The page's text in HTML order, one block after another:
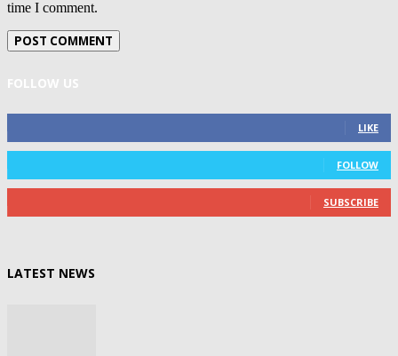
time I comment.
FOLLOW US
LIKE
FOLLOW
SUBSCRIBE
LATEST NEWS